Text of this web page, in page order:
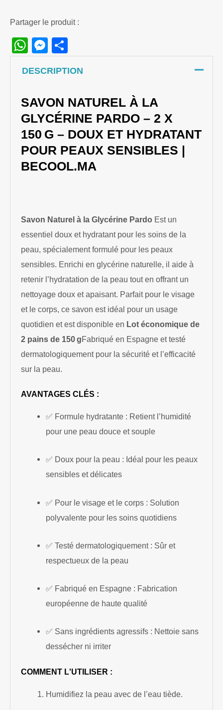
Partager le produit :
WhatsApp
Messenger
DESCRIPTION
SAVON NATUREL À LA
GLYCÉRINE PARDO – 2 X
150 G – DOUX ET HYDRATANT
POUR PEAUX SENSIBLES |
BECOOL.MA
Savon Naturel à la Glycérine Pardo Est un
essentiel doux et hydratant pour les soins de la
peau, spécialement formulé pour les peaux
sensibles. Enrichi en glycérine naturelle, il aide à
retenir l’hydratation de la peau tout en offrant un
nettoyage doux et apaisant. Parfait pour le visage
et le corps, ce savon est idéal pour un usage
quotidien et est disponible en Lot économique de
2 pains de 150 gFabriqué en Espagne et testé
dermatologiquement pour la sécurité et l’efficacité
sur la peau.
AVANTAGES CLÉS :
✅ Formule hydratante : Retient l’humidité
pour une peau douce et souple
✅ Doux pour la peau : Idéal pour les peaux
sensibles et délicates
✅ Pour le visage et le corps : Solution
polyvalente pour les soins quotidiens
✅ Testé dermatologiquement : Sûr et
respectueux de la peau
✅ Fabriqué en Espagne : Fabrication
européenne de haute qualité
✅ Sans ingrédients agressifs : Nettoie sans
dessécher ni irriter
COMMENT L'UTILISER :
Humidifiez la peau avec de l’eau tiède.